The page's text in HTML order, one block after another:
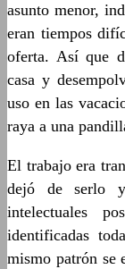
asunto menor,
eran tiempos
oferta. Así que
casa y
uso en las
raya a una
El trabajo era
dejó de serlo
intelectuales
identificadas
mismo patrón se